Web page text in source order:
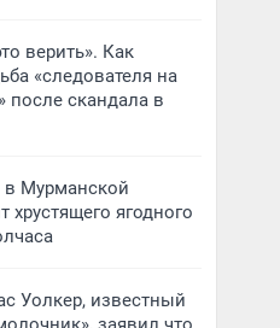
верить». Как
«следователя на
после скандала в
в Мурманской
хрустящего ягодного
Уолкер, известный